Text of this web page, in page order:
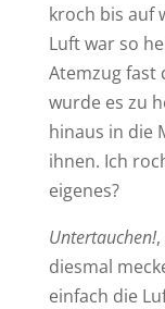
kroch bis auf
Luft war so
Atemzug fast
wurde es zu
hinaus in die
ihnen. Ich
eigenes?
Untertauchen!
diesmal
einfach die